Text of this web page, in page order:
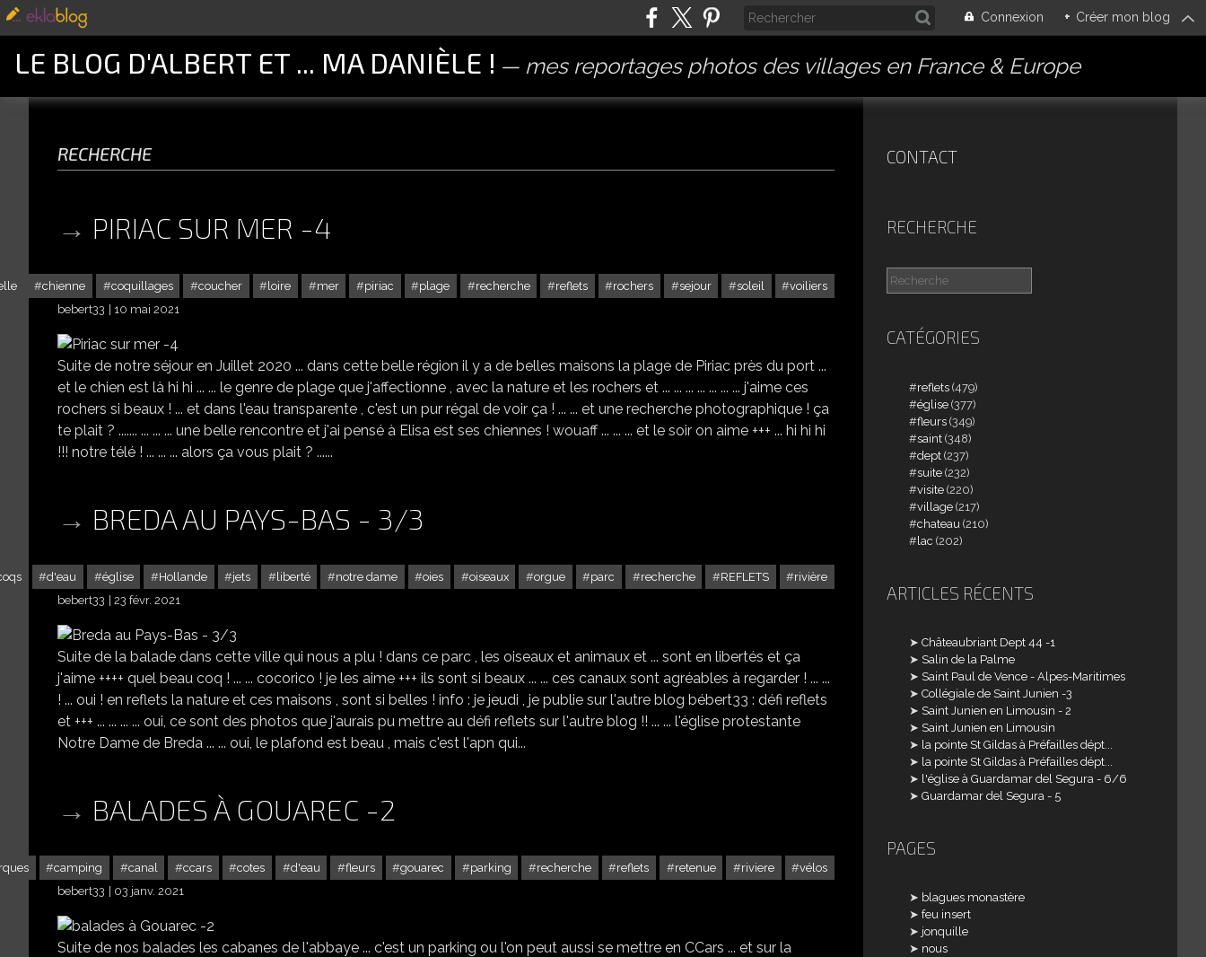
Connexion + Créer mon blog
LE BLOG D'ALBERT ET ... MA DANIÈLE ! mes reportages photos des villages en France & Europe
recherche
PIRIAC SUR MER -4
chienne coquillages coucher loire mer piriac plage recherche reflets rochers sejour soleil
voiliers
bebert33
10 mai 2021
Suite de notre séjour en Juillet 2020 ... dans cette belle région il y a de belles maisons la plage de Piriac près du port ...
et le chien est là hi hi ... ... le genre de plage que j'affectionne , avec la nature et les rochers et ... ... ... ... ... ... ... j'aime ces
rochers si beaux ! ... et dans l'eau transparente , c'est un pur régal de voir ça ! ... ... et une recherche photographique ! ça
te plait ? ....... ... ... ... une belle rencontre et j'ai pensé à Elisa est ses chiennes ! wouaff ... ... ... et le soir on aime +++ ... hi hi hi
!!! notre télé ! ... ... ... alors ça vous plait ? ......
BREDA AU PAYS-BAS - 3/3
d'eau église Hollande jets liberté notre dame oies oiseaux orgue parc recherche REFLETS
rivière
bebert33
23 févr. 2021
Suite de la balade dans cette ville qui nous a plu ! dans ce parc , les oiseaux et animaux et ... sont en libertés et ça
j'aime ++++ quel beau coq ! ... ... cocorico ! je les aime +++ ils sont si beaux ... ... ces canaux sont agréables à regarder ! ... ...
! ... oui ! en reflets la nature et ces maisons , sont si belles ! info : je jeudi , je publie sur l'autre blog bébert33 : défi reflets
et +++ ... ... ... ... oui, ce sont des photos que j'aurais pu mettre au défi reflets sur l'autre blog !! ... ... l'église protestante
Notre Dame de Breda ... ... oui, le plafond est beau , mais c'est l'apn qui...
BALADES À GOUAREC -2
camping canal ccars cotes d'eau fleurs gouarec parking recherche reflets retenue riviere
vélos
bebert33
03 janv. 2021
Suite de nos balades les cabanes de l'abbaye ... c'est un parking ou l'on peut aussi se mettre en CCars ... et sur la
CONTACT
RECHERCHE
CATÉGORIES
reflets (479)
église (377)
fleurs (349)
saint (348)
dept (237)
suite (232)
visite (220)
village (217)
chateau (210)
lac (202)
ARTICLES RÉCENTS
Châteaubriant Dept 44 -1
Salin de la Palme
Saint Paul de Vence - Alpes-Maritimes
Collégiale de Saint Junien -3
Saint Junien en Limousin - 2
Saint Junien en Limousin
la pointe St Gildas à Préfailles dépt...
la pointe St Gildas à Préfailles dépt...
l'église à Guardamar del Segura - 6/6
Guardamar del Segura - 5
PAGES
blagues monastère
feu insert
jonquille
nous